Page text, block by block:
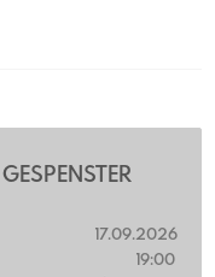
17.09.2026
19:00